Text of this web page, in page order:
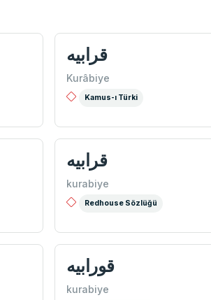
قرابيه
Kurâbiye
Kamus-ı Türki
قرابيه
kurabiye
Redhouse Sözlüğü
قورابيه
kurabiye